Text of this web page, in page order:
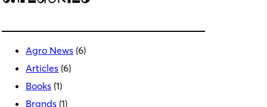
Agro News (6)
Articles (6)
Books (1)
Brands (1)